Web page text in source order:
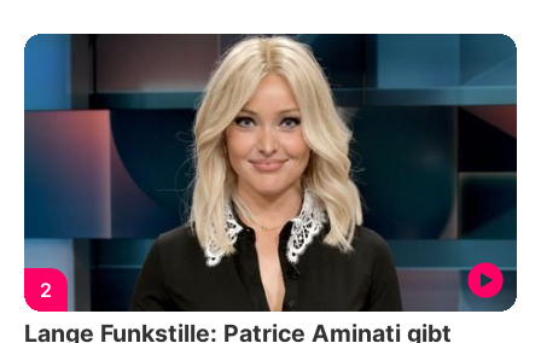
2
Lange Funkstille: Patrice Aminati gibt